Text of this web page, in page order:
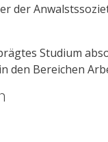
der
Studium
den Bereichen